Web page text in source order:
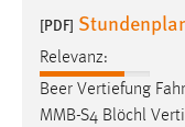
[PDF]
Relevanz:
Beer Vertiefung
MMB-S4 Blöchl
Facebook
Zweck:
Conversion-